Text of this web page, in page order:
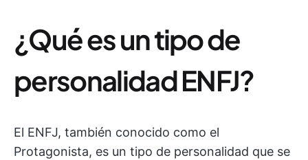
¿Qué es un tipo de
personalidad ENFJ?
El ENFJ, también conocido como el
Protagonista, es un tipo de personalidad que se